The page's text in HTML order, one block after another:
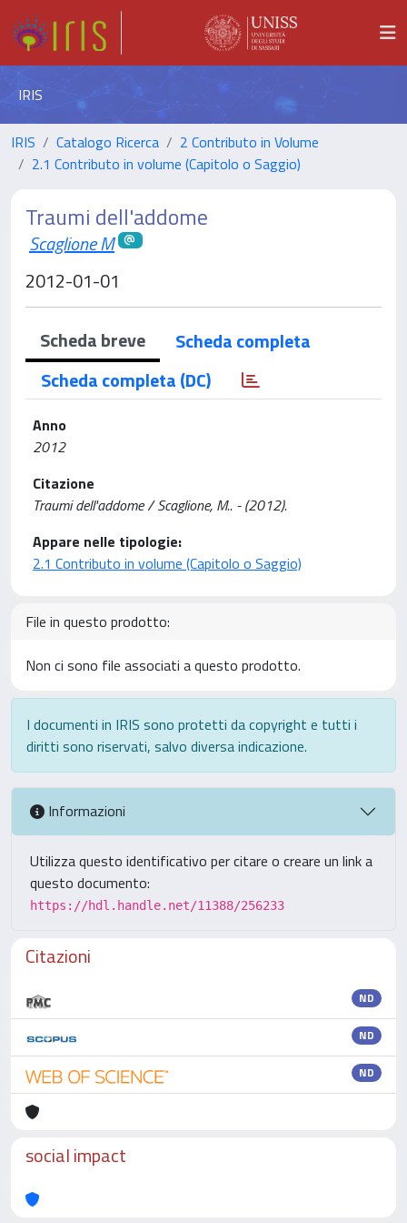
IRIS
IRIS Catalogo Ricerca
2 Contributo in Volume
2.1 Contributo in volume (Capitolo o Saggio)
Traumi dell'addome
Scaglione M
2012-01-01
Scheda breve
Scheda completa
Scheda completa (DC)
Anno
2012
Citazione
Traumi dell'addome / Scaglione, M.. - (2012).
Appare nelle tipologie:
2.1 Contributo in volume (Capitolo o Saggio)
File in questo prodotto:
Non ci sono file associati a questo prodotto.
I documenti in IRIS sono protetti da copyright e tutti i
diritti sono riservati, salvo diversa indicazione.
Informazioni
Utilizza questo identificativo per citare o creare un link a
questo documento:
https://hdl.handle.net/11388/256233
Citazioni
ND
ND
ND
social impact